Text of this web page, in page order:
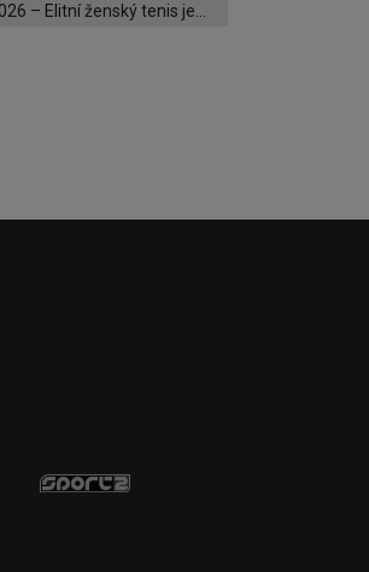
– Elitní ženský tenis je...